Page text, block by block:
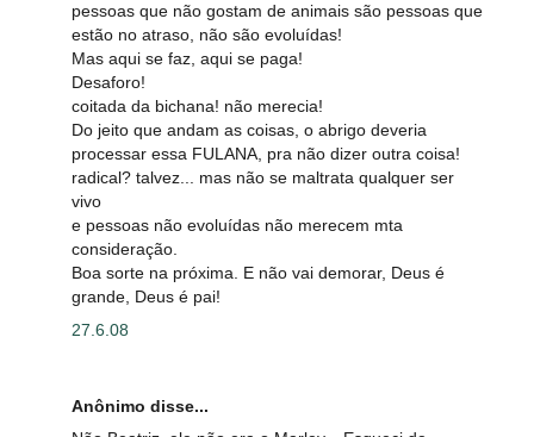
pessoas que não gostam de animais são pessoas que
estão no atraso, não são evoluídas!
Mas aqui se faz, aqui se paga!
Desaforo!
coitada da bichana! não merecia!
Do jeito que andam as coisas, o abrigo deveria
processar essa FULANA, pra não dizer outra coisa!
radical? talvez... mas não se maltrata qualquer ser
vivo
e pessoas não evoluídas não merecem mta
consideração.
Boa sorte na próxima. E não vai demorar, Deus é
grande, Deus é pai!
27.6.08
Anônimo disse...